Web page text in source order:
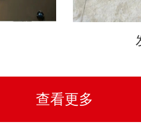
查看更多